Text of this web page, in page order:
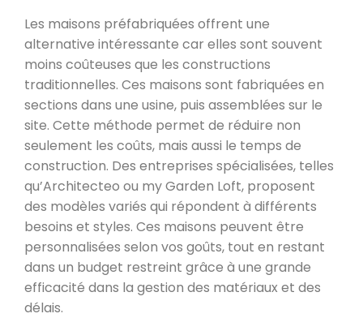
Les maisons préfabriquées offrent une
alternative intéressante car elles sont souvent
moins coûteuses que les constructions
traditionnelles. Ces maisons sont fabriquées en
sections dans une usine, puis assemblées sur le
site. Cette méthode permet de réduire non
seulement les coûts, mais aussi le temps de
construction. Des entreprises spécialisées, telles
qu’Architecteo ou my Garden Loft, proposent
des modèles variés qui répondent à différents
besoins et styles. Ces maisons peuvent être
personnalisées selon vos goûts, tout en restant
dans un budget restreint grâce à une grande
efficacité dans la gestion des matériaux et des
délais.